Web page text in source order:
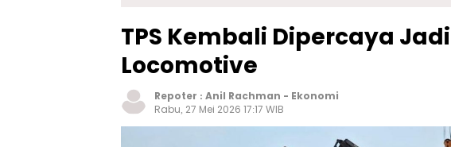
TPS Kembali Dipercaya
Locomotive
Repoter : Anil Rachman - Ekonomi
Rabu, 27 Mei 2026 17:17 WIB